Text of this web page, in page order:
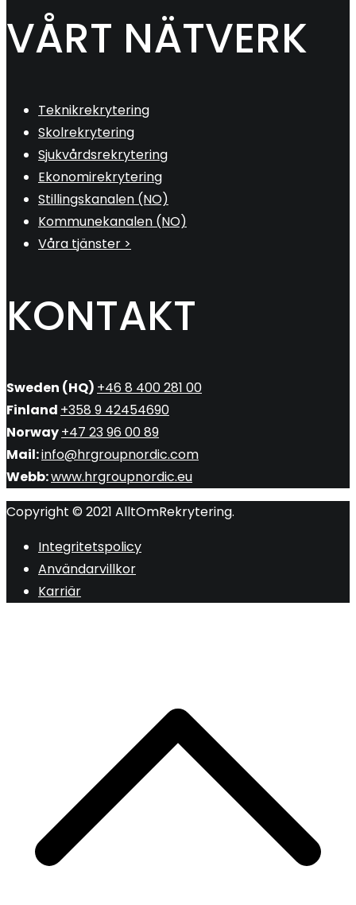
VÅRT NÄTVERK
Teknikrekrytering
Skolrekrytering
Sjukvårdsrekrytering
Ekonomirekrytering
Stillingskanalen (NO)
Kommunekanalen (NO)
Våra tjänster >
KONTAKT
Sweden (HQ) +46 8 400 281 00
Finland +358 9 42454690
Norway+47 23 96 00 89
Mail:info@hrgroupnordic.com
Webb:www.hrgroupnordic.eu
Copyright © 2021 AlltOmRekrytering.
Integritetspolicy
Användarvillkor
Karriär